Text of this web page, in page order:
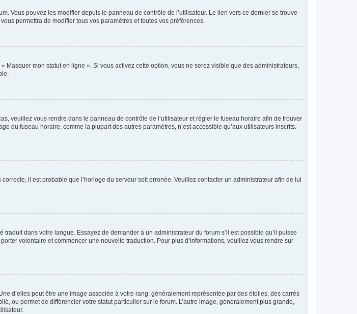
Vous pouvez les modifier depuis le panneau de contrôle de l’utilisateur. Le lien vers ce dernier se trouve
permettra de modifier tous vos paramètres et toutes vos préférences.
mon statut en ligne ». Si vous activez cette option, vous ne serez visible que des administrateurs,
veuillez vous rendre dans le panneau de contrôle de l’utilisateur et régler le fuseau horaire afin de trouver
du fuseau horaire, comme la plupart des autres paramètres, n’est accessible qu’aux utilisateurs inscrits.
il est probable que l’horloge du serveur soit erronée. Veuillez contacter un administrateur afin de lui
dans votre langue. Essayez de demander à un administrateur du forum s’il est possible qu’il puisse
volontaire et commencer une nouvelle traduction. Pour plus d’informations, veuillez vous rendre sur
d’elles peut être une image associée à votre rang, généralement représentée par des étoiles, des carrés
ou permet de différencier votre statut particulier sur le forum. L’autre image, généralement plus grande,